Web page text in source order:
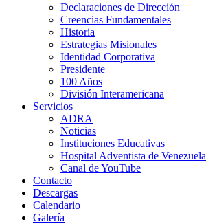
Declaraciones de Dirección
Creencias Fundamentales
Historia
Estrategias Misionales
Identidad Corporativa
Presidente
100 Años
División Interamericana
Servicios
ADRA
Noticias
Instituciones Educativas
Hospital Adventista de Venezuela
Canal de YouTube
Contacto
Descargas
Calendario
Galería